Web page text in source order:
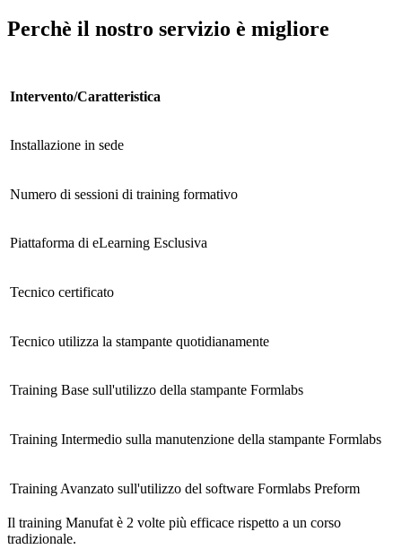
Perchè il nostro servizio è migliore
Intervento/Caratteristica
Installazione in sede
Numero di sessioni di training formativo
Piattaforma di eLearning Esclusiva
Tecnico certificato
Tecnico utilizza la stampante quotidianamente
Training Base sull'utilizzo della stampante Formlabs
Training Intermedio sulla manutenzione della stampante Formlabs
Training Avanzato sull'utilizzo del software Formlabs Preform
Il training Manufat è 2 volte più efficace rispetto a un corso
tradizionale.